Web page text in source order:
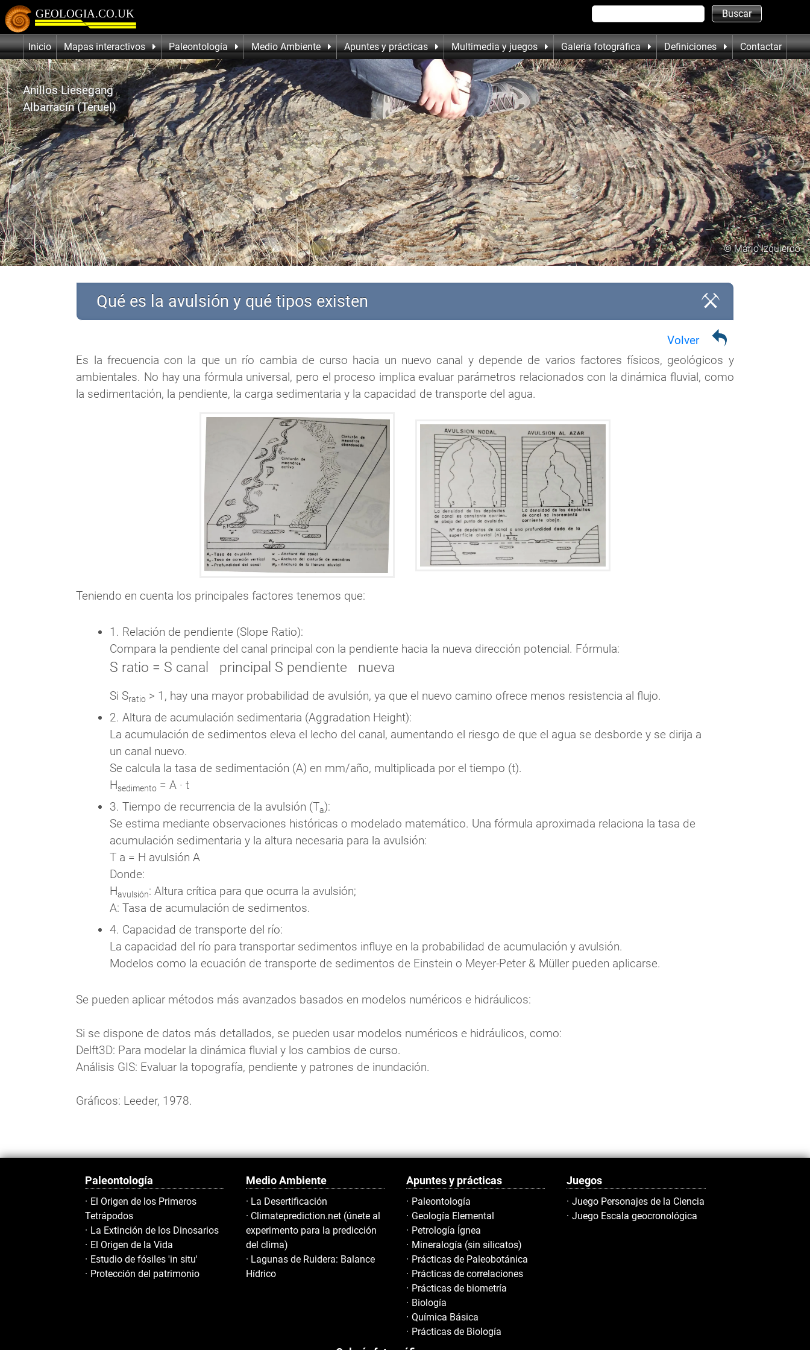
Inicio Mapas interactivos Paleontología Medio Ambiente Apuntes y prácticas Multimedia y juegos Galería fotográfica Definiciones Contactar
© Mario Izquierdo
Anillos Liesegang
Albarracín (Teruel)
Qué es la avulsión y qué tipos existen
Volver
Es la frecuencia con la que un río cambia de curso hacia un nuevo canal y depende de varios factores físicos, geológicos y
ambientales. No hay una fórmula universal, pero el proceso implica evaluar parámetros relacionados con la dinámica fluvial, como
la sedimentación, la pendiente, la carga sedimentaria y la capacidad de transporte del agua.
Teniendo en cuenta los principales factores tenemos que:
1. Relación de pendiente (Slope Ratio):
Compara la pendiente del canal principal con la pendiente hacia la nueva dirección potencial. Fórmula:
S ratio = S canal principal S pendiente nueva
Si Sratio > 1, hay una mayor probabilidad de avulsión, ya que el nuevo camino ofrece menos resistencia al flujo.
2. Altura de acumulación sedimentaria (Aggradation Height):
La acumulación de sedimentos eleva el lecho del canal, aumentando el riesgo de que el agua se desborde y se dirija a
un canal nuevo.
Se calcula la tasa de sedimentación (A) en mm/año, multiplicada por el tiempo (t).
Hsedimento = A · t
3. Tiempo de recurrencia de la avulsión (Ta):
Se estima mediante observaciones históricas o modelado matemático. Una fórmula aproximada relaciona la tasa de
acumulación sedimentaria y la altura necesaria para la avulsión:
T a = H avulsión A
Donde:
Havulsión​: Altura crítica para que ocurra la avulsión;
A: Tasa de acumulación de sedimentos.
4. Capacidad de transporte del río:
La capacidad del río para transportar sedimentos influye en la probabilidad de acumulación y avulsión.
Modelos como la ecuación de transporte de sedimentos de Einstein o Meyer-Peter & Müller pueden aplicarse.
Se pueden aplicar métodos más avanzados basados en modelos numéricos e hidráulicos:
Si se dispone de datos más detallados, se pueden usar modelos numéricos e hidráulicos, como:
Delft3D: Para modelar la dinámica fluvial y los cambios de curso.
Análisis GIS: Evaluar la topografía, pendiente y patrones de inundación.
Gráficos: Leeder, 1978.
Paleontología
El Origen de los Primeros
Tetrápodos
La Extinción de los Dinosarios
El Origen de la Vida
Estudio de fósiles 'in situ'
Protección del patrimonio
Medio Ambiente
La Desertificación
Climateprediction.net (únete al
experimento para la predicción
del clima)
Lagunas de Ruidera: Balance
Hídrico
Apuntes y prácticas
Paleontología
Geología Elemental
Petrología Ígnea
Mineralogía (sin silicatos)
Prácticas de Paleobotánica
Prácticas de correlaciones
Prácticas de biometría
Biología
Química Básica
Prácticas de Biología
Juegos
Juego Personajes de la Ciencia
Juego Escala geocronológica